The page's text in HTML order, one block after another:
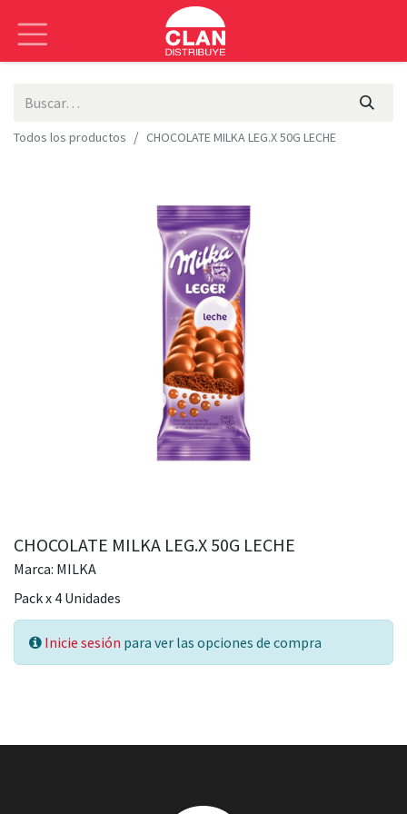
Todos los productos CHOCOLATE MILKA LEG.X 50G LECHE
CHOCOLATE MILKA LEG.X 50G LECHE
Marca: MILKA
Packx 4 Unidades
Inicie sesión para ver las opciones de compra